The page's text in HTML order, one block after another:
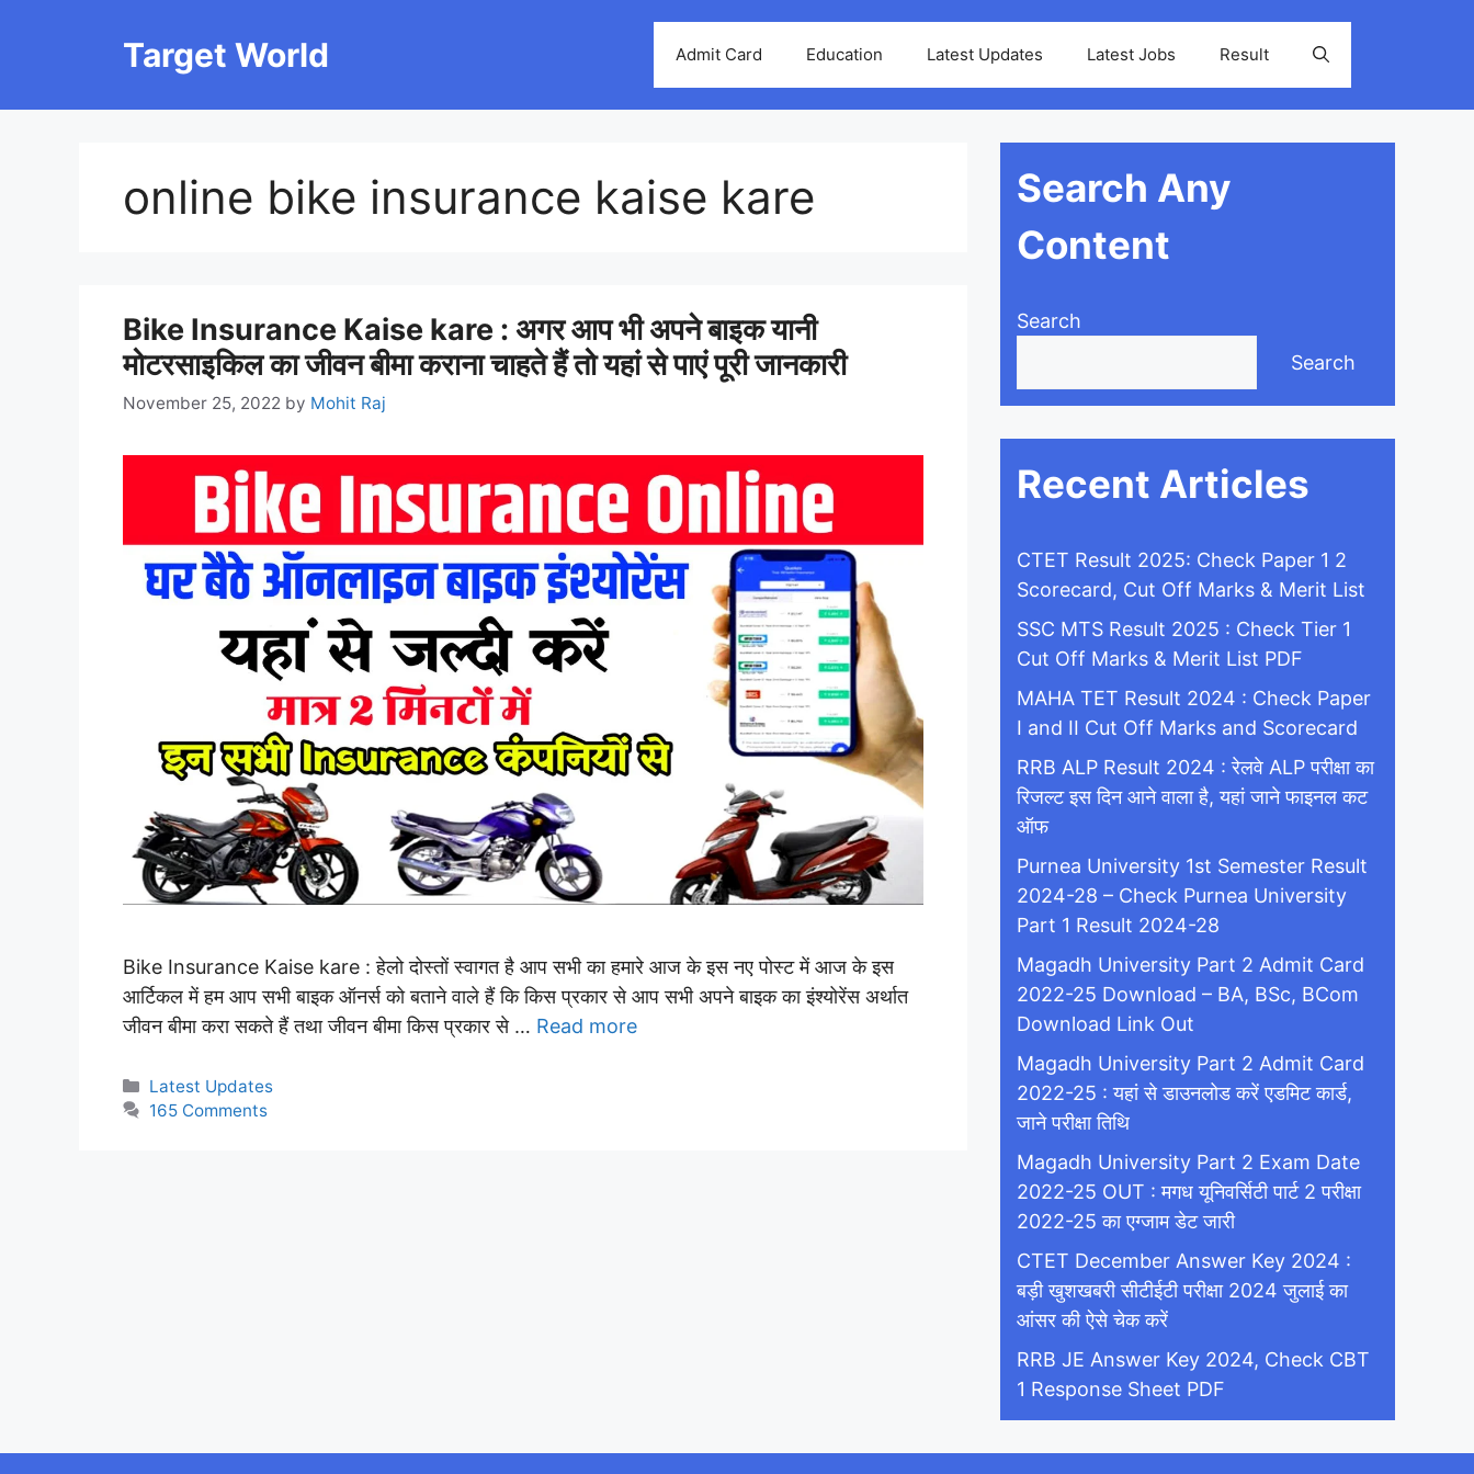
Target World Admit Card Education Latest Updates Latest Jobs Result
online bike insurance kaise kare
Bike Insurance Kaise kare : अगर आप भी अपने बाइक यानी
मोटरसाइकिल का जीवन बीमा कराना चाहते हैं तो यहां से पाएं पूरी जानकारी
November 25, 2022 by Mohit Raj
Bike Insurance Kaise kare : हेलो दोस्तों स्वागत है आप सभी का हमारे आज के इस नए पोस्ट में आज के इस
आर्टिकल में हम आप सभी बाइक ऑनर्स को बताने वाले हैं कि किस प्रकार से आप सभी अपने बाइक का इंश्योरेंस अर्थात
जीवन बीमा करा सकते हैं तथा जीवन बीमा किस प्रकार से … Read more
Categories
Latest Updates
165 Comments
Search Any
Content
Search
Search
Recent Articles
CTET Result 2025: Check Paper 1 2
Scorecard, Cut Off Marks & Merit List
SSC MTS Result 2025 : Check Tier 1
Cut Off Marks & Merit List PDF
MAHA TET Result 2024 : Check Paper
I and II Cut Off Marks and Scorecard
RRB ALP Result 2024 : रेलवे ALP परीक्षा का
रिजल्ट इस दिन आने वाला है, यहां जाने फाइनल कट
ऑफ
Purnea University 1st Semester Result
2024-28 – Check Purnea University
Part 1 Result 2024-28
Magadh University Part 2 Admit Card
2022-25 Download – BA, BSc, BCom
Download Link Out
Magadh University Part 2 Admit Card
2022-25 : यहां से डाउनलोड करें एडमिट कार्ड,
जाने परीक्षा तिथि
Magadh University Part 2 Exam Date
2022-25 OUT : मगध यूनिवर्सिटी पार्ट 2 परीक्षा
2022-25 का एग्जाम डेट जारी
CTET December Answer Key 2024 :
बड़ी खुशखबरी सीटीईटी परीक्षा 2024 जुलाई का
आंसर की ऐसे चेक करें
RRB JE Answer Key 2024, Check CBT
1 Response Sheet PDF